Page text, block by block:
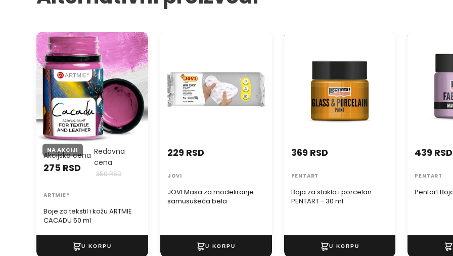
Boje za tekstil i kožu ARTMIE
CACADU 50 ml
NA AKCIJI
Boje za tekstil i kožu ARTMIE
CACADU 50 ml
Akcijska cena
275 RSD
Redovna
cena
359 RSD
ARTMIE®
JOVI Masa za modeliranje
samusušeća bela
229 RSD
JOVI
Boja za staklo i porcelan
Boja za staklo i porcelan
PENTART - 30 ml
369 RSD
PENTART
Pentart Boja
Pentart
439 RSD
PENTART